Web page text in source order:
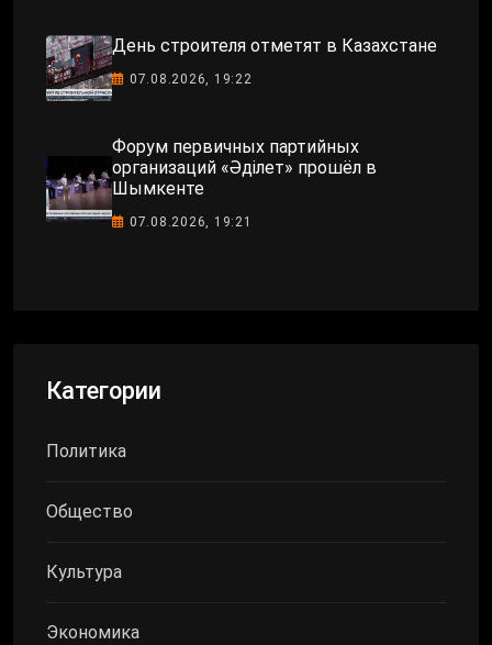
День строителя отметят в Казахстане
07.08.2026, 19:22
Форум первичных партийных
организаций «Әділет» прошёл в
Шымкенте
07.08.2026, 19:21
Категории
Политика
Общество
Культура
Экономика